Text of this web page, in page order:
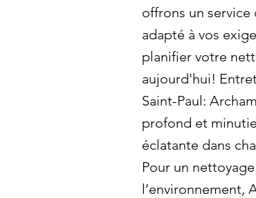
offrons un
adapté à vos
planifier votre
aujourd'hui!
Saint-Paul:
profond et
éclatante dans
Pour un
l’environnement,